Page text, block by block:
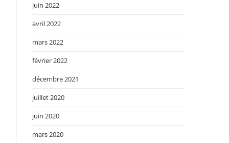
juin 2022
avril 2022
mars 2022
février 2022
décembre 2021
juillet 2020
juin 2020
mars 2020